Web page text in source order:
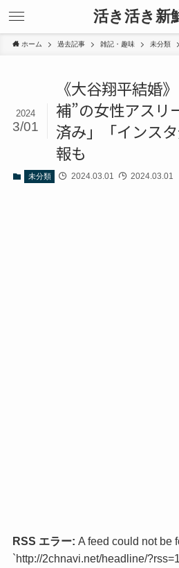
活き活き新
ホーム 過去記事 雑記・趣味 未分類
《大谷翔平結婚
補”の女性アスリ
済み」「インス
報も
2024
3/01
未分類 2024.03.01 2024.03.01
RSS エラー: A feed could not be
`http://2chnavi.net/headline/